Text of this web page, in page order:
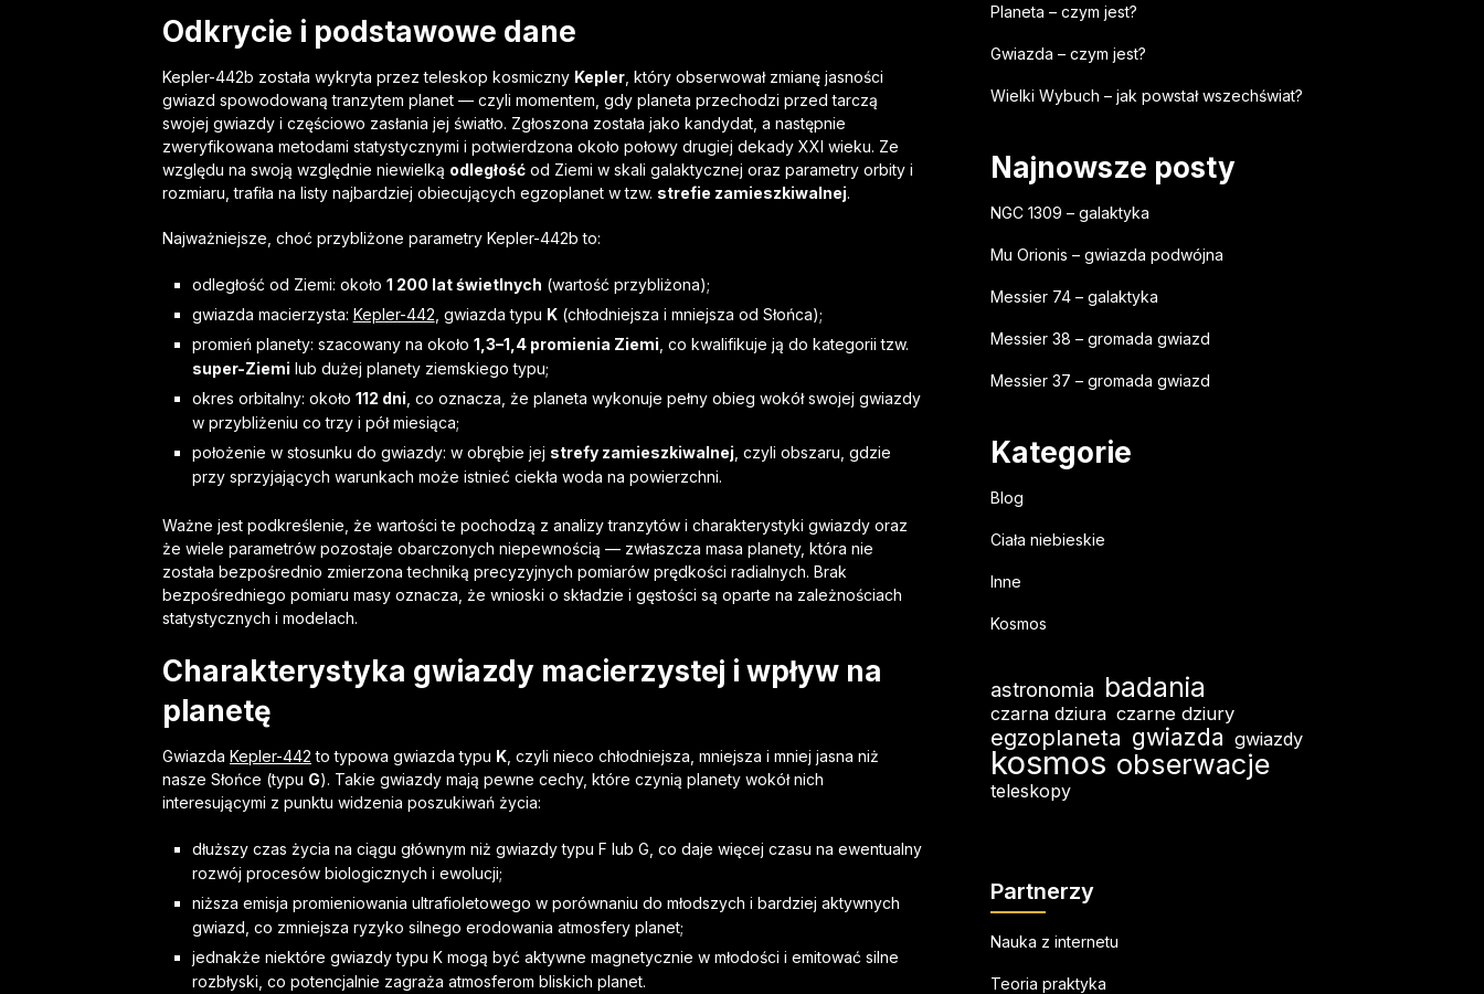
Odkrycie i podstawowe dane
Kepler-442b została wykryta przez teleskop kosmiczny Kepler , który obserwował zmianę jasności
gwiazd spowodowaną tranzytem planet — czyli momentem, gdy planeta przechodzi przed tarczą
swojej gwiazdy i częściowo zasłania jej światło. Zgłoszona została jako kandydat, a następnie
zweryfikowana metodami statystycznymi i potwierdzona około połowy drugiej dekady XXI wieku. Ze
względu na swoją względnie niewielką odległość od Ziemi w skali galaktycznej oraz parametry orbity i
rozmiaru, trafiła na listy najbardziej obiecujących egzoplanet w tzw. strefie zamieszkiwalnej.
Najważniejsze, choć przybliżone parametry Kepler-442b to:
odległość od Ziemi: około 1 200 lat świetlnych (wartość przybliżona);
gwiazda macierzysta: Kepler-442 , gwiazda typu K(chłodniejsza i mniejsza od Słońca);
promień planety: szacowany na około 1,3–1,4 promienia Ziemi , co kwalifikuje ją do kategorii tzw.
super-Ziemi lub dużej planety ziemskiego typu;
okres orbitalny: około 112 dni , co oznacza, że planeta wykonuje pełny obieg wokół swojej gwiazdy
w przybliżeniu co trzy i pół miesiąca;
położenie w stosunku do gwiazdy: w obrębie jej strefy zamieszkiwalnej , czyli obszaru, gdzie
przy sprzyjających warunkach może istnieć ciekła woda na powierzchni.
Ważne jest podkreślenie, że wartości te pochodzą z analizy tranzytów i charakterystyki gwiazdy oraz
że wiele parametrów pozostaje obarczonych niepewnością — zwłaszcza masa planety, która nie
została bezpośrednio zmierzona techniką precyzyjnych pomiarów prędkości radialnych. Brak
bezpośredniego pomiaru masy oznacza, że wnioski o składzie i gęstości są oparte na zależnościach
statystycznych i modelach.
Charakterystyka gwiazdy macierzystej i wpływ na
planetę
Gwiazda Kepler-442 to typowa gwiazda typu K , czyli nieco chłodniejsza, mniejsza i mniej jasna niż
nasze Słońce (typu G). Takie gwiazdy mają pewne cechy, które czynią planety wokół nich
interesującymi z punktu widzenia poszukiwań życia:
dłuższy czas życia na ciągu głównym niż gwiazdy typu F lub G, co daje więcej czasu na ewentualny
rozwój procesów biologicznych i ewolucji;
niższa emisja promieniowania ultrafioletowego w porównaniu do młodszych i bardziej aktywnych
gwiazd, co zmniejsza ryzyko silnego erodowania atmosfery planet;
jednakże niektóre gwiazdy typu K mogą być aktywne magnetycznie w młodości i emitować silne
rozbłyski, co potencjalnie zagraża atmosferom bliskich planet.
Planeta – czym jest?
Gwiazda – czym jest?
Wielki Wybuch – jak powstał wszechświat?
Najnowsze posty
NGC 1309 – galaktyka
Mu Orionis – gwiazda podwójna
Messier 74 – galaktyka
Messier 38 – gromada gwiazd
Messier 37 – gromada gwiazd
Kategorie
Blog
Ciała niebieskie
Inne
Kosmos
astronomia badania
czarna dziura czarne dziury
egzoplaneta gwiazda gwiazdy
kosmos obserwacje
teleskopy
Partnerzy
Nauka z internetu
Teoria praktyka